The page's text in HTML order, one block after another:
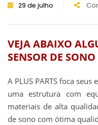
29 de julho
VEJA ABAIXO
SENSOR DE SONO
A PLUS PARTS foca
uma estrutura com
materiais de alta
de sono com ótima